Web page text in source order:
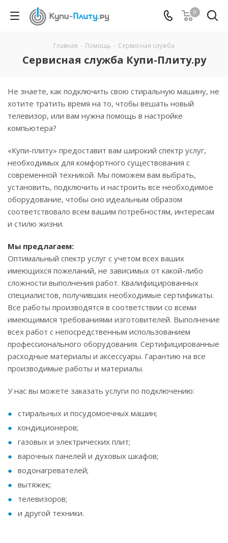
0
Главная - Помощь - Сервисная служба
Сервисная служба Купи-Плиту.ру
Не знаете, как подключить свою стиральную машину, не
хотите тратить время на то, чтобы вешать новый
телевизор, или вам нужна помощь в настройке
компьютера?
«Купи-плиту» предоставит вам широкий спектр услуг,
необходимых для комфортного существования с
современной техникой. Мы поможем вам выбрать,
установить, подключить и настроить все необходимое
оборудование, чтобы оно идеальным образом
соответствовало всем вашим потребностям, интересам
и стилю жизни.
Мы предлагаем:
Оптимальный спектр услуг с учетом всех ваших
имеющихся пожеланий, не зависимых от какой-либо
сложности выполнения работ. Квалифицированных
специалистов, получивших необходимые сертификаты.
Все работы производятся в соответствии со всеми
имеющимися требованиями изготовителей. Выполнение
всех работ с непосредственным использованием
профессионального оборудования. Сертифицированные
расходные материалы и аксессуары. Гарантию на все
производимые работы и материалы.
У нас вы можете заказать услуги по подключению:
стиральных и посудомоечных машин;
кондиционеров;
газовых и электрических плит;
варочных панелей и духовых шкафов;
водонагревателей;
вытяжек;
телевизоров;
и другой техники.